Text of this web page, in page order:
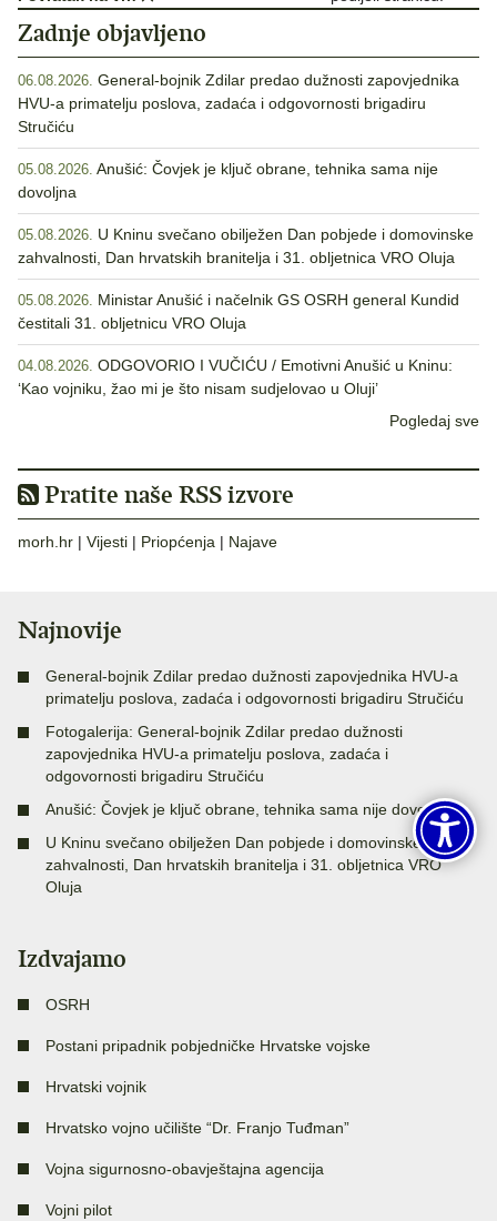
Zadnje objavljeno
06.08.2026. General-bojnik Zdilar predao dužnosti zapovjednika
HVU-a primatelju poslova, zadaća i odgovornosti brigadiru
Stručiću
05.08.2026. Anušić: Čovjek je ključ obrane, tehnika sama nije
dovoljna
05.08.2026. U Kninu svečano obilježen Dan pobjede i domovinske
zahvalnosti, Dan hrvatskih branitelja i 31. obljetnica VRO Oluja
05.08.2026. Ministar Anušić i načelnik GS OSRH general Kundid
čestitali 31. obljetnicu VRO Oluja
04.08.2026. ODGOVORIO I VUČIĆU / Emotivni Anušić u Kninu:
‘Kao vojniku, žao mi je što nisam sudjelovao u Oluji’
Pogledaj sve
Pratite naše RSS izvore
morh.hr | Vijesti | Priopćenja | Najave
Najnovije
General-bojnik Zdilar predao dužnosti zapovjednika HVU-a
primatelju poslova, zadaća i odgovornosti brigadiru Stručiću
Fotogalerija: General-bojnik Zdilar predao dužnosti
zapovjednika HVU-a primatelju poslova, zadaća i
odgovornosti brigadiru Stručiću
Anušić: Čovjek je ključ obrane, tehnika sama nije dovoljna
U Kninu svečano obilježen Dan pobjede i domovinske
zahvalnosti, Dan hrvatskih branitelja i 31. obljetnica VRO
Oluja
Izdvajamo
OSRH
Postani pripadnik pobjedničke Hrvatske vojske
Hrvatski vojnik
Hrvatsko vojno učilište “Dr. Franjo Tuđman”
Vojna sigurnosno-obavještajna agencija
Vojni pilot